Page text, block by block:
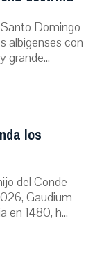
Domingo
albigenses con
grande...
los
del Conde
Gaudium
en 1480, h...